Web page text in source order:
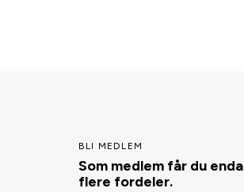
BLI MEDLEM
Som medlem får du enda
flere fordeler.